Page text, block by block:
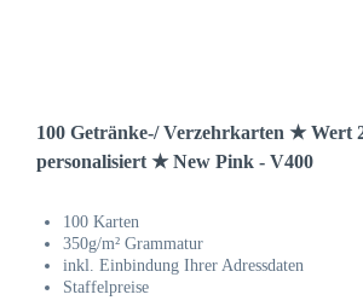
100 Getränke-/ Verzehrkarten ★ Wert
personalisiert ★ New Pink - V400
100 Karten
350g/m² Grammatur
inkl. Einbindung Ihrer Adressdaten
Staffelpreise